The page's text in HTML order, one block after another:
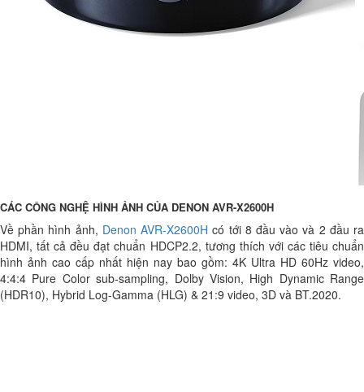
CÁC CÔNG NGHỆ HÌNH ẢNH CỦA DENON AVR-X2600H
Về phần hình ảnh, Denon AVR-X2600H có tới 8 đầu vào và 2 đầu ra
HDMI, tất cả đều đạt chuẩn HDCP2.2, tương thích với các tiêu chuẩn
hình ảnh cao cấp nhất hiện nay bao gồm: 4K Ultra HD 60Hz video,
4:4:4 Pure Color sub-sampling, Dolby Vision, High Dynamic Range
(HDR10), Hybrid Log-Gamma (HLG) & 21:9 video, 3D và BT.2020.